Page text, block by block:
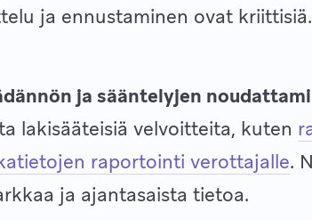
ja ennustaminen ovat kriittisiä.
ja sääntelyjen
lakisääteisiä velvoitteita, kuten
raportointi verottajalle.
ja ajantasaista tietoa.